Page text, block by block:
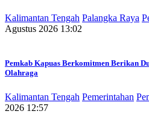
Kalimantan Tengah Palangka Raya
Agustus 2026 13:02
Pemkab Kapuas Berkomitmen Berikan
Olahraga
Kalimantan Tengah Pemerintahan
2026 12:57